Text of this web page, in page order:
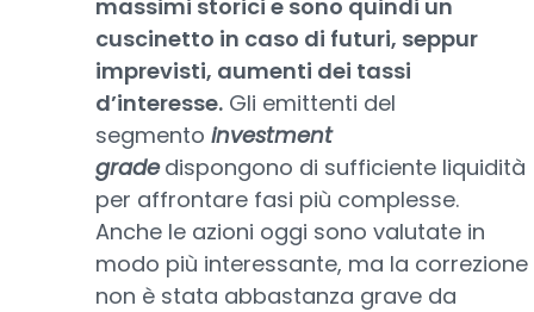
massimi storici e sono quindi un
cuscinetto in caso di futuri, seppur
imprevisti, aumenti dei tassi
d’interesse. Gli emittenti del
segmento investment
grade dispongono di sufficiente liquidità
per affrontare fasi più complesse.
Anche le azioni oggi sono valutate in
modo più interessante, ma la correzione
non è stata abbastanza grave da